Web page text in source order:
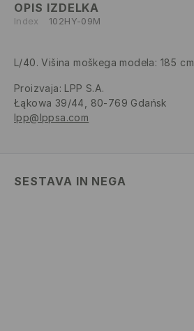
OPIS IZDELKA
Index 102HY-09M
L/40. Višina moškega modela: 185 cm
Proizvaja: LPP S.A.
Łąkowa 39/44, 80-769 Gdańsk
lpp@lppsa.com
SESTAVA IN NEGA